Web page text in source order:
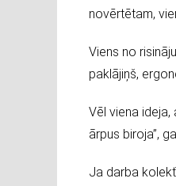
novērtētam,
Viens no
paklājiņš,
Vēl viena ideja,
ārpus biroja”,
Ja darba